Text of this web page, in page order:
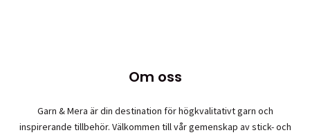
kan
väljas
Om oss
Garn & Mera är din destination för högkvalitativt garn och
inspirerande tillbehör. Välkommen till vår gemenskap av stick- och